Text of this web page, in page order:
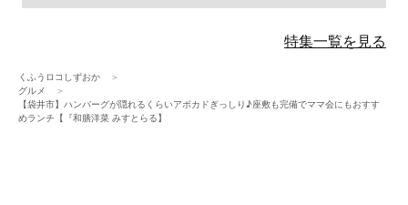
特集一覧を見る
くふうロコしずおか
グルメ
【袋井市】ハンバーグが隠れるくらいアボカドぎっしり♪座敷も完備でママ会にもおすす
めランチ【『和膳洋菜 みすとらる】